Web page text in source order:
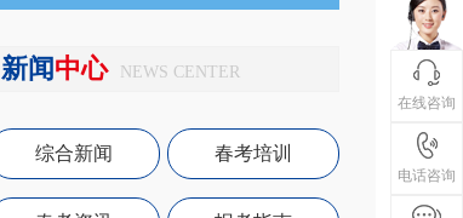
新闻中心 NEWS CENTER
综合新闻 春考培训
在线咨询
电话咨询